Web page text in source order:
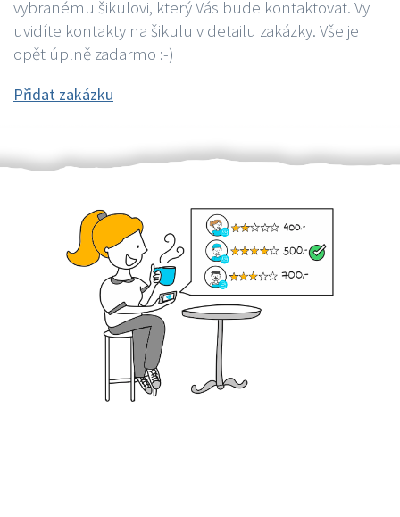
vybranému šikulovi, který Vás bude kontaktovat. Vy
uvidíte kontakty na šikulu v detailu zakázky. Vše je
opět úplně zadarmo :-)
Přidat zakázku